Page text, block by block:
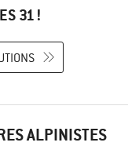
31 !
ALPINISTES